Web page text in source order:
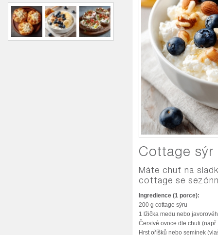
Cottage
Máte chuť na
cottage se
Ingredience (1 porce):
200 g cottage sýru
1 lžička medu nebo
Čerstvé ovoce dle chuti
Hrst oříšků nebo semínek